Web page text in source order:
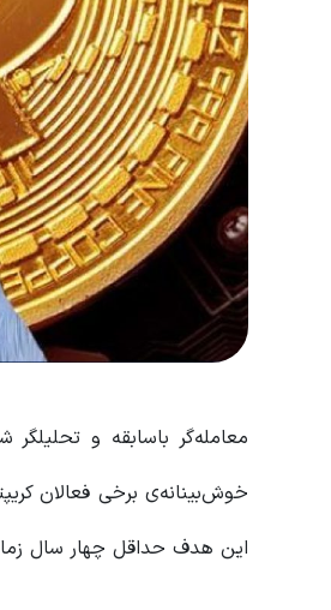
خوش‌بینانه‌ی برخی فعالان
این هدف حداقل چهار سال